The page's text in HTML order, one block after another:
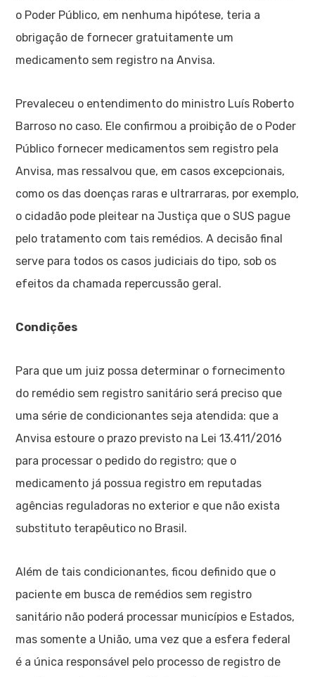
o Poder Público, em nenhuma hipótese, teria a
obrigação de fornecer gratuitamente um
medicamento sem registro na Anvisa.
Prevaleceu o entendimento do ministro Luís Roberto
Barroso no caso. Ele confirmou a proibição de o Poder
Público fornecer medicamentos sem registro pela
Anvisa, mas ressalvou que, em casos excepcionais,
como os das doenças raras e ultrarraras, por exemplo,
o cidadão pode pleitear na Justiça que o SUS pague
pelo tratamento com tais remédios. A decisão final
serve para todos os casos judiciais do tipo, sob os
efeitos da chamada repercussão geral.
Condições
Para que um juiz possa determinar o fornecimento
do remédio sem registro sanitário será preciso que
uma série de condicionantes seja atendida: que a
Anvisa estoure o prazo previsto na Lei 13.411/2016
para processar o pedido do registro; que o
medicamento já possua registro em reputadas
agências reguladoras no exterior e que não exista
substituto terapêutico no Brasil.
Além de tais condicionantes, ficou definido que o
paciente em busca de remédios sem registro
sanitário não poderá processar municípios e Estados,
mas somente a União, uma vez que a esfera federal
é a única responsável pelo processo de registro de